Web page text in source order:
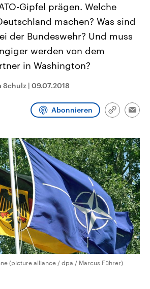
Anhalt
am 6.
neuen
das
Koalition aus
Berichte
den Parteien
USA
Aktuelle Beiträge,
Hintergründe
Wirtschaftlich und
gehören die Vereinigten
den mächtigsten Ländern
aktuelle Weltgeschehen.
Programm Podcasts
Gipfel prägen. Welche
machen? Was sind
der Bundeswehr? Und muss
werden von dem
in Washington?
Schulz | 09.07.2018
Abonnieren
Link
(picture alliance / dpa / Marcus Führer)